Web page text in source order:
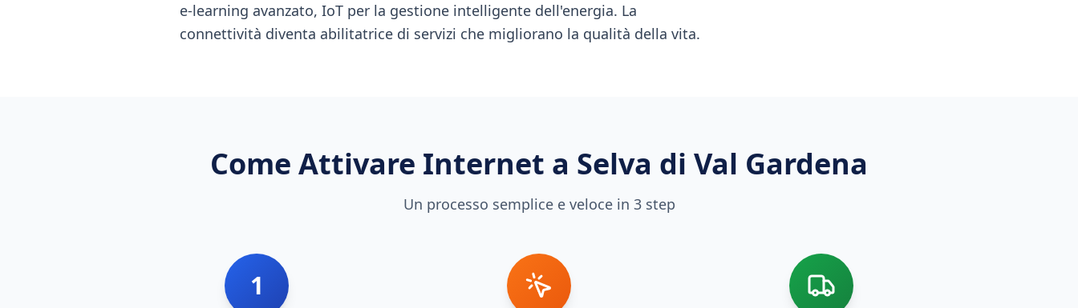
e-learning avanzato, IoT per la gestione intelligente dell'energia. La
connettività diventa abilitatrice di servizi che migliorano la qualità della vita.
Come Attivare Internet a Selva di Val Gardena
Un processo semplice e veloce in 3 step
1